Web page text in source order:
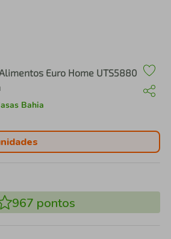
Euro Home UTS5880
Bahia
967 pontos